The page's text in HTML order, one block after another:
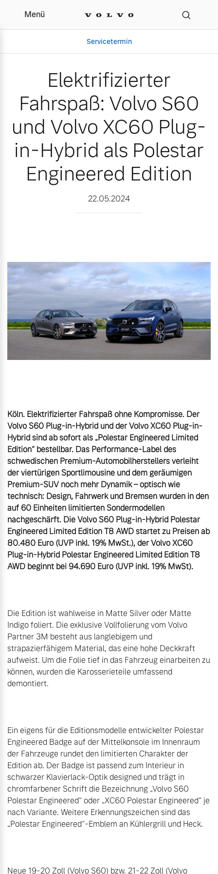
Elektrifizierter
Menü
Servicetermin
Aktuelle Zubehörangebote
Gebrauchtwagen
Zubehörkatalog
Aktuelle Serviceangebote
Service by Volvo
Über uns
Unsere News & Events
Elektrifizierter
Fahrspaß: Volvo S60
und Volvo XC60 Plug-
in-Hybrid als Polestar
Engineered Edition
22.05.2024
Köln. Elektrifizierter Fahrspaß ohne Kompromisse. Der
Volvo S60 Plug-in-Hybrid und der Volvo XC60 Plug-in-
Hybrid sind ab sofort als „Polestar Engineered Limited
Edition“ bestellbar. Das Performance-Label des
schwedischen Premium-Automobilherstellers verleiht
der viertürigen Sportlimousine und dem geräumigen
Premium-SUV noch mehr Dynamik – optisch wie
technisch: Design, Fahrwerk und Bremsen wurden in den
auf 60 Einheiten limitierten Sondermodellen
nachgeschärft. Die Volvo S60 Plug-in-Hybrid Polestar
Engineered Limited Edition T8 AWD startet zu Preisen ab
80.480 Euro (UVP inkl. 19% MwSt.), der Volvo XC60
Plug-in-Hybrid Polestar Engineered Limited Edition T8
AWD beginnt bei 94.690 Euro (UVP inkl. 19% MwSt).
Die Edition ist wahlweise in Matte Silver oder Matte
Indigo foliert. Die exklusive Vollfolierung vom Volvo
Partner 3M besteht aus langlebigem und
strapazierfähigem Material, das eine hohe Deckkraft
aufweist. Um die Folie tief in das Fahrzeug einarbeiten zu
können, wurden die Karosserieteile umfassend
demontiert.
Ein eigens für die Editionsmodelle entwickelter Polestar
Engineered Badge auf der Mittelkonsole im Innenraum
der Fahrzeuge rundet den limitierten Charakter der
Edition ab. Der Badge ist passend zum Interieur in
schwarzer Klavierlack-Optik designed und trägt in
chromfarbener Schrift die Bezeichnung „Volvo S60
Polestar Engineered“ oder „XC60 Polestar Engineered“ je
nach Variante. Weitere Erkennungszeichen sind das
„Polestar Engineered“-Emblem an Kühlergrill und Heck.
Neue 19-20 Zoll (Volvo S60) bzw. 21-22 Zoll (Volvo